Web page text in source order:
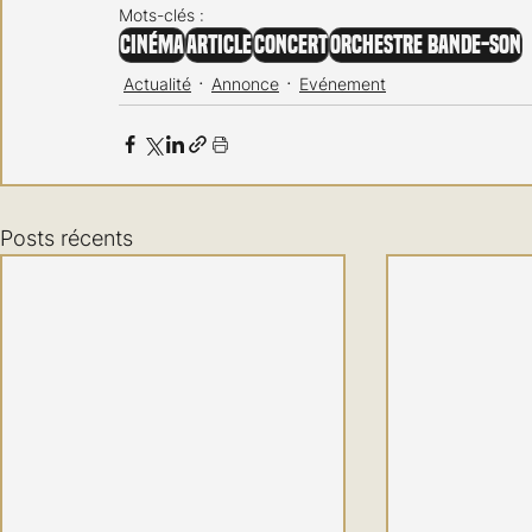
Mots-clés :
CinémaArticleConcertOrchestre Bande-son
Actualité Annonce Evénement
Posts récents